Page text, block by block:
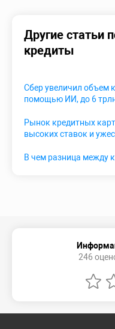
Другие статьи
кредиты
Сбер увеличил объем
помощью ИИ, до 6
Рынок кредитных
высоких ставок и
В чем разница между
246